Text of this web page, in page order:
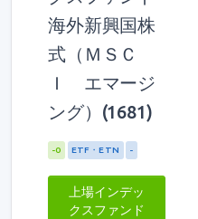
海外新興国株
式（ＭＳＣ
Ｉ エマージ
ング）(1681)
-0 ETF・ETN -
上場インデッ
クスファンド